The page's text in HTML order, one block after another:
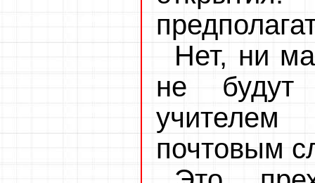
Нет, ни
не будут
учителем
почтовым